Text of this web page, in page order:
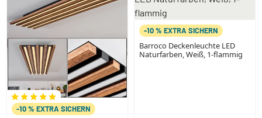
-10 % EXTRA SICHERN
-10 % EXTRA SICHERN
Barroco Deckenleuchte LED
Naturfarben, Weiß, 1-flammig